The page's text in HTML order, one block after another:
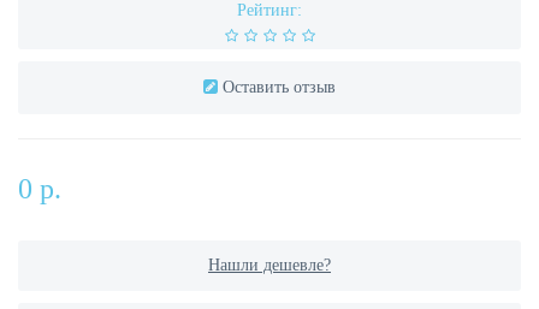
Рейтинг:
Оставить отзыв
0 р.
Нашли дешевле?